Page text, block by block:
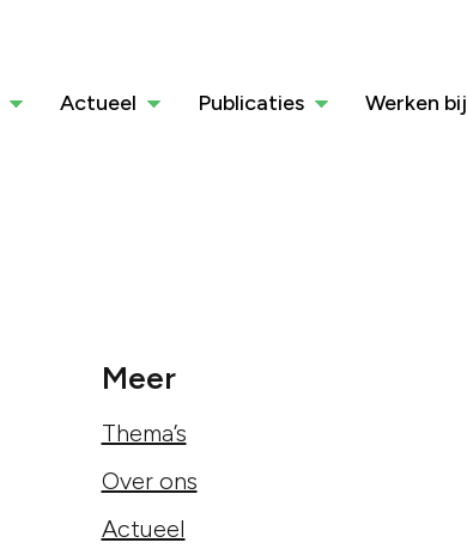
Actueel Publicaties Werken bij
Meer
Thema’s
Over ons
Actueel